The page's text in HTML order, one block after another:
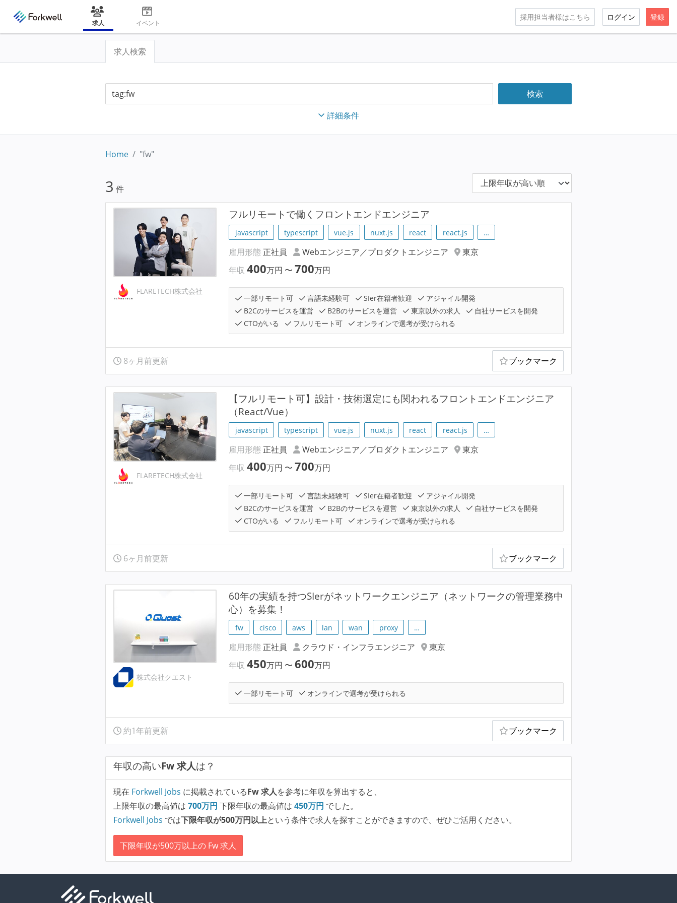
求人 イベント
採用担当者様はこちら ログイン 登録
求人検索
詳細条件
Home "fw"
3 件
FLARETECH株式会社
フルリモートで働くフロントエンドエンジニア
javascript typescript vue.js nuxt.js react react.js …
雇用形態 正社員 Webエンジニア／プロダクトエンジニア
東京
年収400万円 〜700万円
一部リモート可 言語未経験可 SIer在籍者歓迎
アジャイル開発
B2Cのサービスを運営
B2Bのサービスを運営 東京以外の求人
自社サービスを開発
CTOがいる
フルリモート可 オンラインで選考が受けられる
8ヶ月前更新 ブックマーク
FLARETECH株式会社
【フルリモート可】設計・技術選定にも関われるフロントエンドエンジニア
（React/Vue）
javascript typescript vue.js nuxt.js react react.js …
雇用形態 正社員 Webエンジニア／プロダクトエンジニア
東京
年収400万円 〜700万円
一部リモート可 言語未経験可 SIer在籍者歓迎
アジャイル開発
B2Cのサービスを運営
B2Bのサービスを運営 東京以外の求人
自社サービスを開発
CTOがいる
フルリモート可 オンラインで選考が受けられる
6ヶ月前更新 ブックマーク
株式会社クエスト
60年の実績を持つSIerがネットワークエンジニア（ネットワークの管理業務中
心）を募集！
fw cisco aws lan wan proxy …
雇用形態 正社員 クラウド・インフラエンジニア
東京
年収450万円 〜600万円
一部リモート可 オンラインで選考が受けられる
約1年前更新 ブックマーク
年収の高いFw 求人は？
現在 Forkwell Jobs に掲載されているFw 求人を参考に年収を算出すると、
上限年収の最高値は 700万円 下限年収の最高値は 450万円 でした。
Forkwell Jobs では下限年収が500万円以上という条件で求人を探すことができますので、ぜひご活用ください。
下限年収が500万以上の Fw 求人